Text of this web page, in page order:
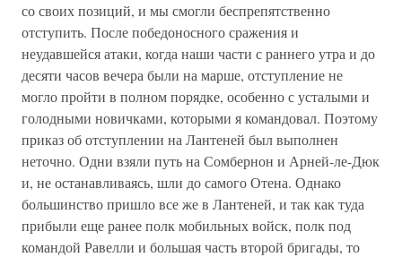
со своих позиций, и мы смогли беспрепятственно
отступить. После победоносного сражения и
неудавшейся атаки, когда наши части с раннего утра и до
десяти часов вечера были на марше, отступление не
могло пройти в полном порядке, особенно с усталыми и
голодными новичками, которыми я командовал. Поэтому
приказ об отступлении на Лантеней был выполнен
неточно. Одни взяли путь на Сомбернон и Арней-ле-Дюк
и, не останавливаясь, шли до самого Отена. Однако
большинство пришло все же в Лантеней, и так как туда
прибыли еще ранее полк мобильных войск, полк под
командой Равелли и большая часть второй бригады, то